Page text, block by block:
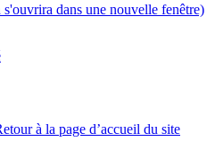
s'ouvrira dans une nouvelle fenêtre)
à la page d’accueil du site